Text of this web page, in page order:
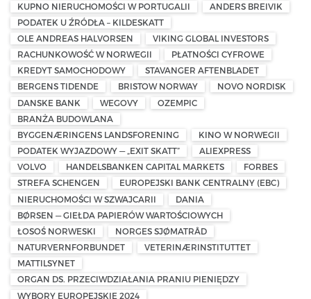
KUPNO NIERUCHOMOŚCI W PORTUGALII
ANDERS BREIVIK
PODATEK U ŹRÓDŁA – KILDESKATT
OLE ANDREAS HALVORSEN
VIKING GLOBAL INVESTORS
RACHUNKOWOŚĆ W NORWEGII
PŁATNOŚCI CYFROWE
KREDYT SAMOCHODOWY
STAVANGER AFTENBLADET
BERGENS TIDENDE
BRISTOW NORWAY
NOVO NORDISK
DANSKE BANK
WEGOVY
OZEMPIC
BRANŻA BUDOWLANA
BYGGENÆRINGENS LANDSFORENING
KINO W NORWEGII
PODATEK WYJAZDOWY — „EXIT SKATT”
ALIEXPRESS
VOLVO
HANDELSBANKEN CAPITAL MARKETS
FORBES
STREFA SCHENGEN
EUROPEJSKI BANK CENTRALNY (EBC)
NIERUCHOMOŚCI W SZWAJCARII
DANIA
BØRSEN — GIEŁDA PAPIERÓW WARTOŚCIOWYCH
ŁOSOŚ NORWESKI
NORGES SJØMATRÅD
NATURVERNFORBUNDET
VETERINÆRINSTITUTTET
MATTILSYNET
ORGAN DS. PRZECIWDZIAŁANIA PRANIU PIENIĘDZY
WYBORY EUROPEJSKIE 2024